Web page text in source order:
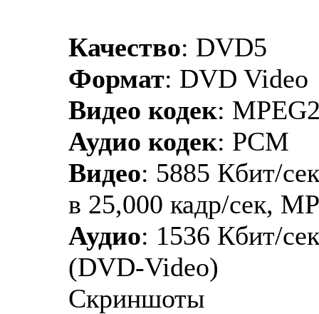
Качество: DVD5
Формат: DVD Video
Видео кодек:
Аудио кодек: PCM
Видео: 5885 Кбит/
в 25,000 кадр/сек,
Аудио: 1536 Кбит/
(DVD-Video)
Скриншоты